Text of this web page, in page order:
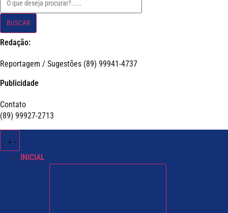
BUSCAR
Redação:
Reportagem / Sugestões (89) 99941-4737
Publicidade
Contato
(89) 99927-2713
INICIAL